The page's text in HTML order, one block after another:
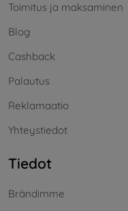
Toimitus ja maksaminen
Blog
Cashback
Palautus
Reklamaatio
Yhteystiedot
Tiedot
Brändimme